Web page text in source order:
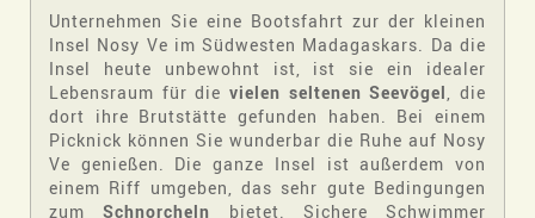
Unternehmen Sie eine Bootsfahrt zur der kleinen
Insel Nosy Ve im Südwesten Madagaskars. Da die
Insel heute unbewohnt ist, ist sie ein idealer
Lebensraum für die vielen seltenen Seevögel
, die
dort ihre Brutstätte gefunden haben. Bei einem
Picknick können Sie wunderbar die Ruhe auf Nosy
Ve genießen. Die ganze Insel ist außerdem von
einem Riff umgeben, das sehr gute Bedingungen
zumSchnorcheln bietet. Sichere Schwimmer